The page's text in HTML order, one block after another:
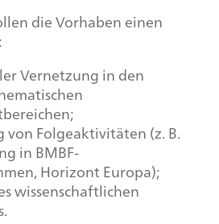
die Vorhaben einen
Vernetzung in den
Folgeaktivitäten (z. B.
in BMBF-
Horizont Europa);
wissenschaftlichen